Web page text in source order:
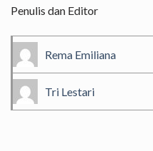
Penulis dan Editor
Rema Emiliana
Tri Lestari